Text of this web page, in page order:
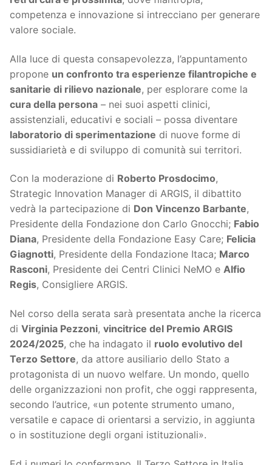
competenza e innovazione si intrecciano per generare
valore sociale.
Alla luce di questa consapevolezza, l’appuntamento
propone un confronto tra esperienze filantropiche e
sanitarie di rilievo nazionale, per esplorare come la
cura della persona – nei suoi aspetti clinici,
assistenziali, educativi e sociali – possa diventare
laboratorio di sperimentazione di nuove forme di
sussidiarietà e di sviluppo di comunità sui territori.
Con la moderazione di Roberto Prosdocimo,
Strategic Innovation Manager di ARGIS, il dibattito
vedrà la partecipazione di Don Vincenzo Barbante,
Presidente della Fondazione don Carlo Gnocchi; Fabio
Diana, Presidente della Fondazione Easy Care; Felicia
Giagnotti, Presidente della Fondazione Itaca; Marco
Rasconi, Presidente dei Centri Clinici NeMO e Alfio
Regis, Consigliere ARGIS.
Nel corso della serata sarà presentata anche la ricerca
di Virginia Pezzoni, vincitrice del Premio ARGIS
2024/2025, che ha indagato il ruolo evolutivo del
Terzo Settore, da attore ausiliario dello Stato a
protagonista di un nuovo welfare. Un mondo, quello
delle organizzazioni non profit, che oggi rappresenta,
secondo l’autrice, «un potente strumento umano,
versatile e capace di orientarsi a servizio, in aggiunta
o in sostituzione degli organi istituzionali».